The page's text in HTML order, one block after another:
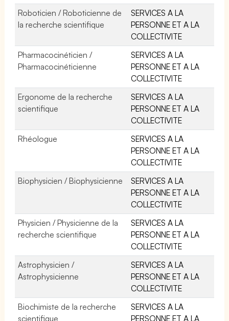
Roboticien / Roboticienne de
la recherche scientifique
SERVICES A LA
PERSONNE ET A LA
COLLECTIVITE
Pharmacocinéticien /
Pharmacocinéticienne
SERVICES A LA
PERSONNE ET A LA
COLLECTIVITE
Ergonome de la recherche
scientifique
SERVICES A LA
PERSONNE ET A LA
COLLECTIVITE
Rhéologue
SERVICES A LA
PERSONNE ET A LA
COLLECTIVITE
Biophysicien / Biophysicienne
SERVICES A LA
PERSONNE ET A LA
COLLECTIVITE
Physicien / Physicienne de la
recherche scientifique
SERVICES A LA
PERSONNE ET A LA
COLLECTIVITE
Astrophysicien /
Astrophysicienne
SERVICES A LA
PERSONNE ET A LA
COLLECTIVITE
Biochimiste de la recherche
scientifique
SERVICES A LA
PERSONNE ET A LA